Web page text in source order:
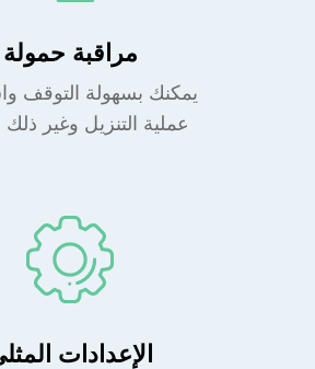
مراقبة حمولة
يمكنك بسهولة التوقف
عملية التنزيل وغير ذلك
الإعدادات